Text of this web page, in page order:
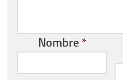
Nombre *